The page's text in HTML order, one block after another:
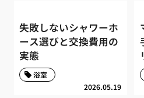
失敗しないシャワーホ
ース選びと交換費用の
実態
2026.05.19
浴室